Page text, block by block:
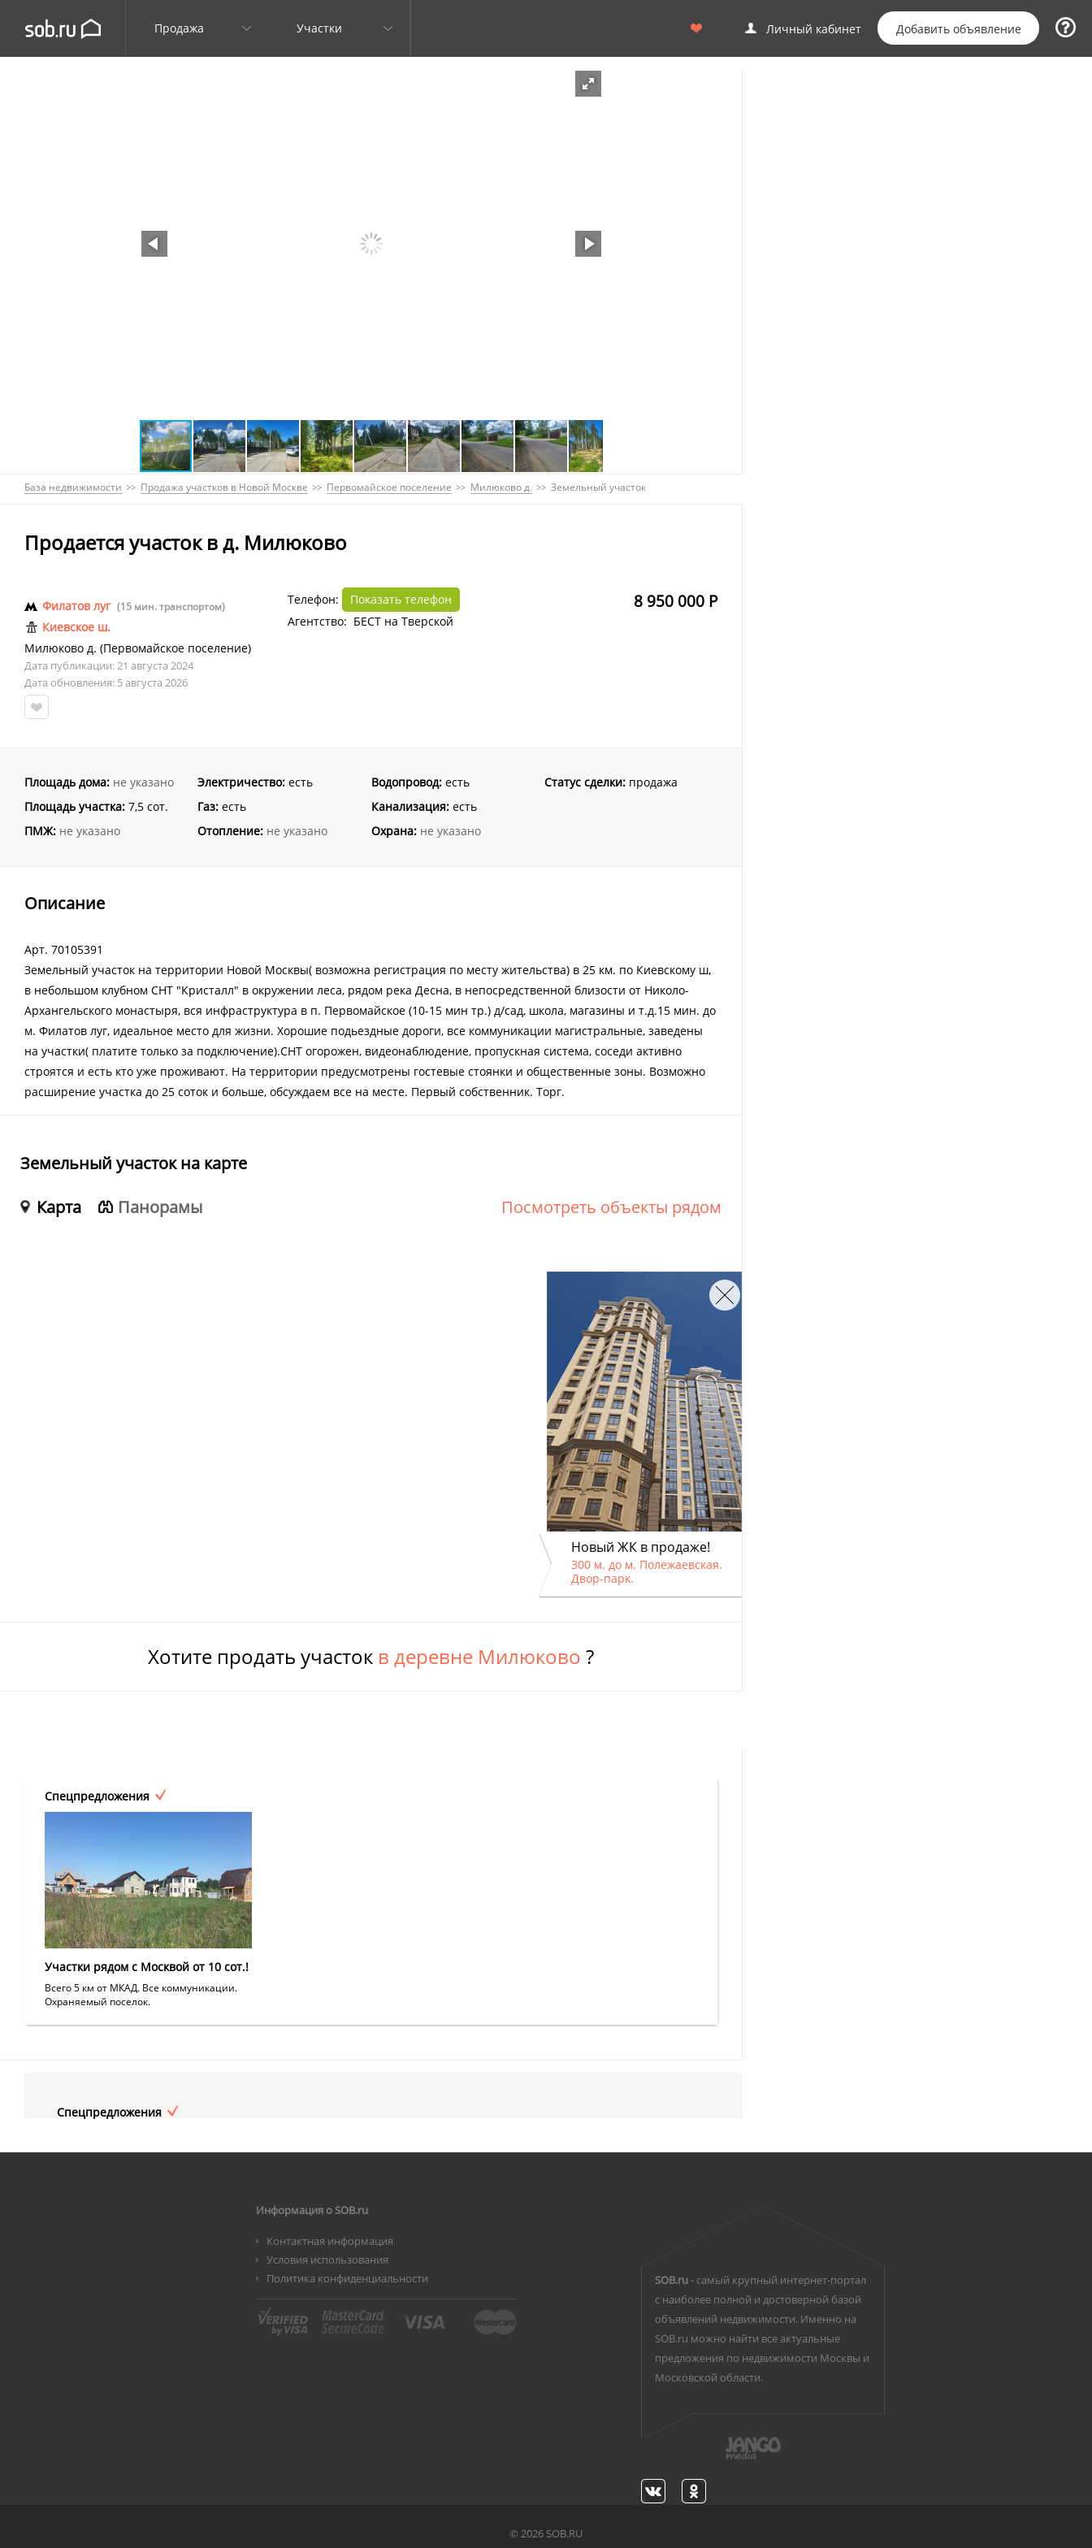
Продажа Участки Личный кабинет Добавить объявление
База недвижимости Продажа участков в Новой Москве Первомайское поселение Милюково д. Земельный участок
Продается участок в д. Милюково
8 950 000 Р
Филатов луг (15 мин. транспортом)
Киевское ш.
Милюково д. (Первомайское поселение)
Дата публикации: 21 августа 2024
Дата обновления: 5 августа 2026
Телефон:
Показать телефон
Агентство: БЕСТ на Тверской
Площадь дома: не указано
Площадь участка: 7,5 сот.
ПМЖ: не указано
Электричество: есть
Газ: есть
Отопление: не указано
Водопровод:есть
Канализация:есть
Охрана: не указано
Статус сделки:продажа
Описание
Арт. 70105391
Земельный участок на территории Новой Москвы( возможна регистрация по месту жительства) в 25 км. по Киевскому ш,
в небольшом клубном СНТ "Кристалл" в окружении леса, рядом река Десна, в непосредственной близости от Николо-
Архангельского монастыря, вся инфраструктура в п. Первомайское (10-15 мин тр.) д/сад, школа, магазины и т.д.15 мин. до
м. Филатов луг, идеальное место для жизни. Хорошие подьездные дороги, все коммуникации магистральные, заведены
на участки( платите только за подключение).СНТ огорожен, видеонаблюдение, пропускная система, соседи активно
строятся и есть кто уже проживают. На территории предусмотрены гостевые стоянки и общественные зоны. Возможно
расширение участка до 25 соток и больше, обсуждаем все на месте. Первый собственник. Торг.
Земельный участок на карте
Карта
Панорамы Посмотреть объекты рядом
Новый ЖК в продаже!
300 м. до м. Полежаевская.
Двор-парк.
Хотите продать участок в деревне Милюково ?
Спецпредложения
Участки рядом с Москвой от 10 сот.!
Всего 5 км от МКАД. Все коммуникации.
Охраняемый поселок.
Спецпредложения
Информация о SOB.ru
Контактная информация
Условия использования
Политика конфиденциальности
SOB.ru- самый крупный интернет-портал
с наиболее полной и достоверной базой
объявлений недвижимости. Именно на
SOB.ru можно найти все актуальные
предложения по недвижимости Москвы и
Московской области.
© 2026 SOB.RU